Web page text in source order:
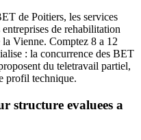
de Poitiers, les services
de rehabilitation
Vienne. Comptez 8 a 12
: la concurrence des BET
du teletravail partiel,
profil technique.
structure evaluees a